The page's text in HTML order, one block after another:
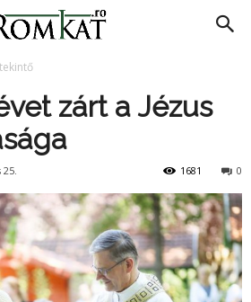
zárt a Jézus
25. 0
1681